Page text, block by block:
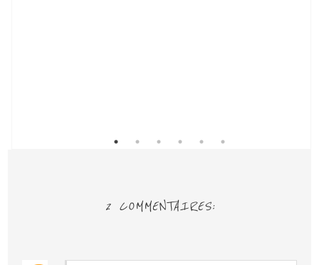
2 COMMENTAIRES: